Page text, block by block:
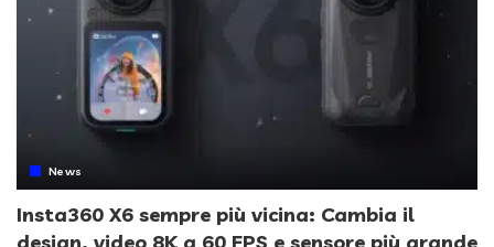
News
Insta360 X6 sempre più vicina: Cambia il
design, video 8K a 60 FPS e sensore più grande